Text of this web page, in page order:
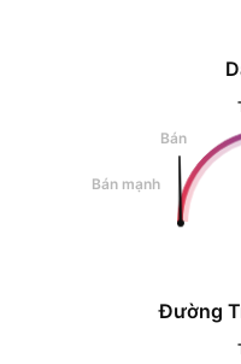
Bán
Bán mạnh
Đường